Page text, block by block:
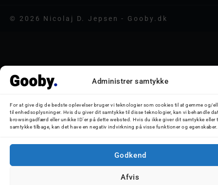
Administrer samtykke
For at give dig de bedste oplevelser bruger vi teknologier som cookies til at gemme og/
til enhedsoplysninger. Hvis du giver dit samtykke til disse teknologier, kan vi behandle
browsingadfærd eller unikke ID'er på dette websted. Hvis du ikke giver dit samtykke eller
samtykke tilbage, kan det have en negativ indvirkning på visse funktioner og egenskaber.
Godkend
Afvis
© 2026 Nicolaj D. Jepsen - Gooby.dk